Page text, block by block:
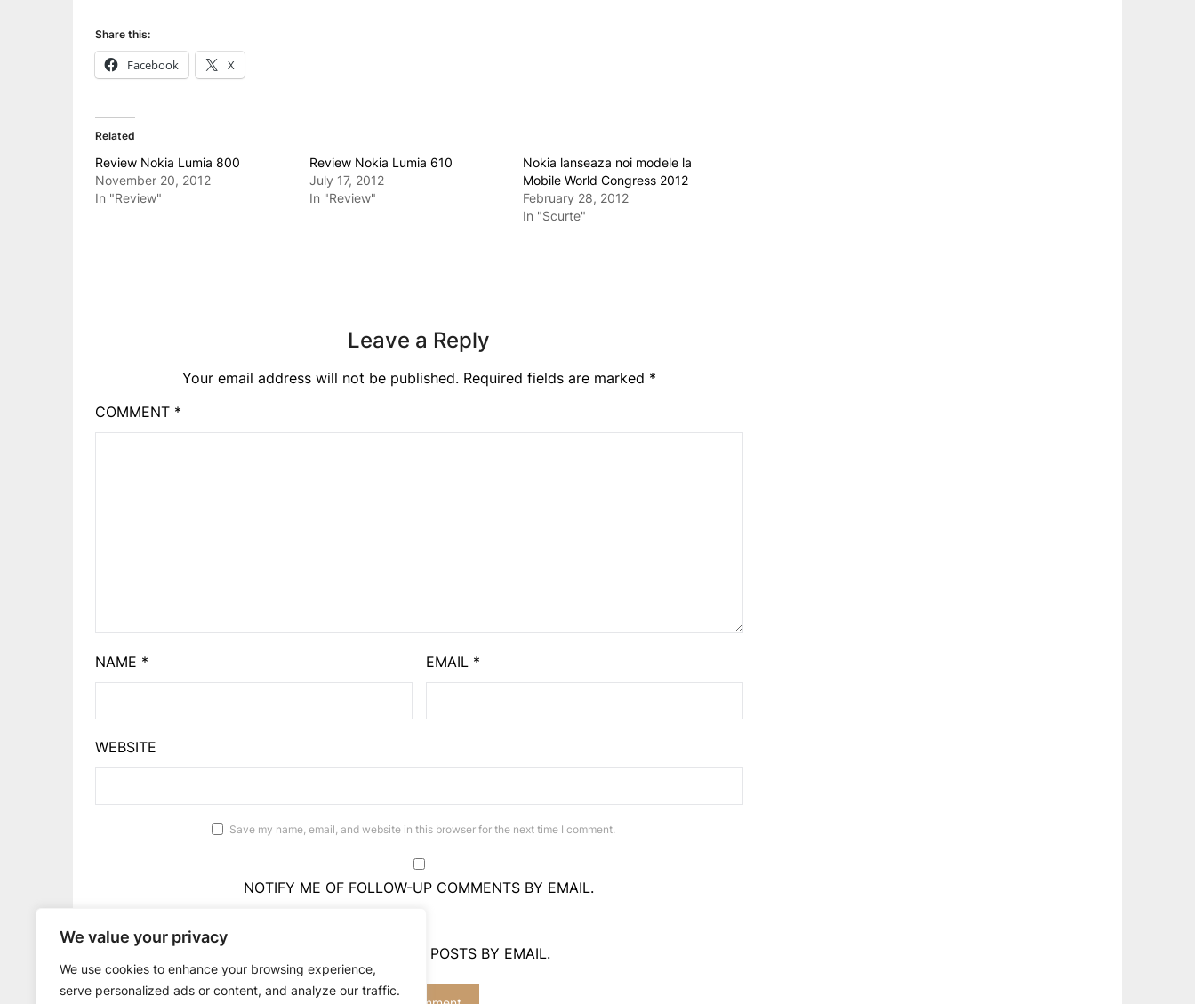
We value your privacy
We use cookies to enhance your browsing experience,
serve personalized ads or content, and analyze our traffic.
Share this:
Facebook X
Related
Review Nokia Lumia 800
November 20, 2012
In "Review"
Review Nokia Lumia 610
July 17, 2012
In "Review"
Nokia lanseaza noi modele la
Mobile World Congress 2012
February 28, 2012
In "Scurte"
Leave a Reply
Your email address will not be published. Required fields are marked *
COMMENT *
NAME * EMAIL *
WEBSITE
Save my name, email, and website in this browser for the next time I comment.
NOTIFY ME OF FOLLOW-UP COMMENTS BY EMAIL.
NOTIFY ME OF NEW POSTS BY EMAIL.